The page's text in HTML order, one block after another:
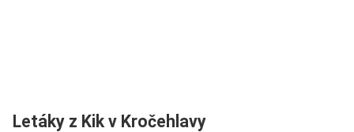
Letáky z Kik v Kročehlavy